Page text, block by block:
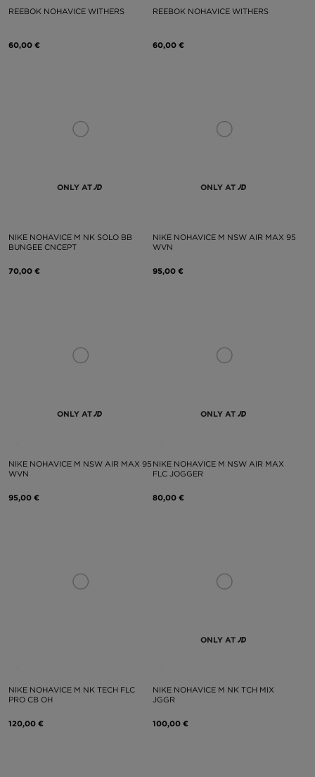
REEBOK NOHAVICE WITHERS
60,00 €
REEBOK NOHAVICE WITHERS
60,00 €
ONLY AT
NIKE NOHAVICE M NK SOLO BB
BUNGEE CNCEPT
70,00 €
ONLY AT
NIKE NOHAVICE M NSW AIR MAX 95
WVN
95,00 €
ONLY AT
NIKE NOHAVICE M NSW AIR MAX 95
WVN
95,00 €
ONLY AT
NIKE NOHAVICE M NSW AIR MAX
FLC JOGGER
80,00 €
NIKE NOHAVICE M NK TECH FLC
PRO CB OH
120,00 €
ONLY AT
NIKE NOHAVICE M NK TCH MIX
JGGR
100,00 €